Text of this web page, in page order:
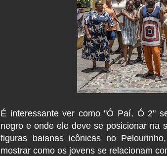
É interessante ver como "Ó Paí, Ó 2"
negro e onde ele deve se posicionar na
figuras baianas icônicas no
mostrar como os jovens se relacionam